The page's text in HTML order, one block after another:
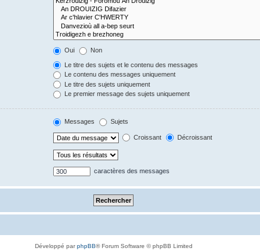
Oui Non
Le titre des sujets et le contenu des messages
Le contenu des messages uniquement
Le titre des sujets uniquement
Le premier message des sujets uniquement
Messages Sujets
Croissant Décroissant
caractères des messages
Développé parphpBB® Forum Software © phpBB Limited